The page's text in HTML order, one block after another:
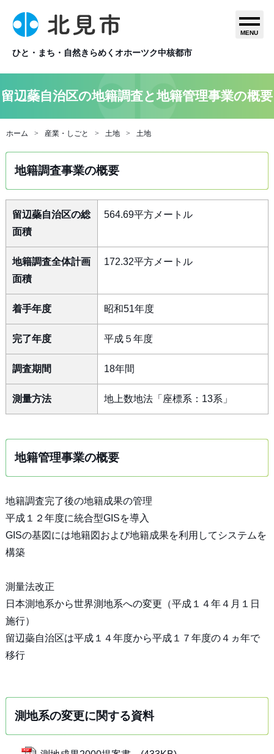
ひと・まち・自然きらめくオホーツク中核都市
MENU
留辺蘂自治区の地籍調査と地籍管理事業の概要
ホーム 産業・しごと 土地 土地
地籍調査事業の概要
留辺蘂自治区の総
面積
564.69平方メートル
地籍調査全体計画
面積
172.32平方メートル
着手年度 昭和51年度
完了年度 平成５年度
調査期間 18年間
測量方法 地上数地法「座標系：13系」
地籍管理事業の概要
地籍調査完了後の地籍成果の管理
平成１２年度に統合型GISを導入
GISの基図には地籍図および地籍成果を利用してシステムを
構築
測量法改正
日本測地系から世界測地系への変更（平成１４年４月１日
施行）
留辺蘂自治区は平成１４年度から平成１７年度の４ヵ年で
移行
測地系の変更に関する資料